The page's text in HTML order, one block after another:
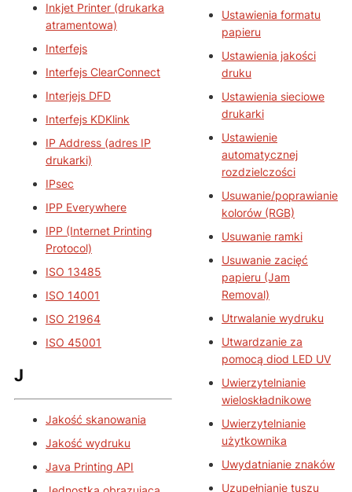
Inkjet Printer (drukarka
atramentowa)
Interfejs
Interfejs ClearConnect
Interjejs DFD
Interfejs KDKlink
IP Address (adres IP
drukarki)
IPsec
IPP Everywhere
IPP (Internet Printing
Protocol)
ISO 13485
ISO 14001
ISO 21964
ISO 45001
J
Jakość skanowania
Jakość wydruku
Java Printing API
Ustawienia formatu
papieru
Ustawienia jakości
druku
Ustawienia sieciowe
drukarki
Ustawienie
automatycznej
rozdzielczości
Usuwanie/poprawianie
kolorów (RGB)
Usuwanie ramki
Usuwanie zacięć
papieru (Jam
Removal)
Utrwalanie wydruku
Utwardzanie za
pomocą diod LED UV
Uwierzytelnianie
wieloskładnikowe
Uwierzytelnianie
użytkownika
Uwydatnianie znaków
Uzupełnianie tuszu